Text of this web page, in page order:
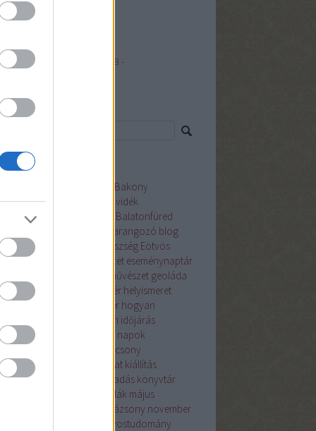
a jövő héten (január 28 -
Bakony
Balaton
Balaton-felvidék
Balatonfüred
beharangozó blog
december egészség Eötvös
Megyei Könyvtár
építészet eseménynaptár
filmművészet geoláda
hadtörténet Hajmáskér helyismeret
híres ember hogyan
I. István időjárás
irodalom
jeles napok
karácsony
kézirat kiállítás
könyvajánló könyvkiadás könyvtár
legendák május
Nagyvázsony november
orvostudomány